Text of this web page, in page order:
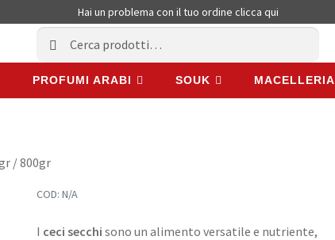
Hai un problema con il tuo ordine clicca qui
PROFUMI ARABI SOUK MACELLERIA
/ 800gr
COD: N/A
I ceci secchi sono un alimento versatile e nutriente,